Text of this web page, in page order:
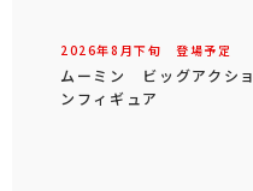
2026年8 月下旬 登場予定
ムーミン ビッグアクショ
ンフィギュア